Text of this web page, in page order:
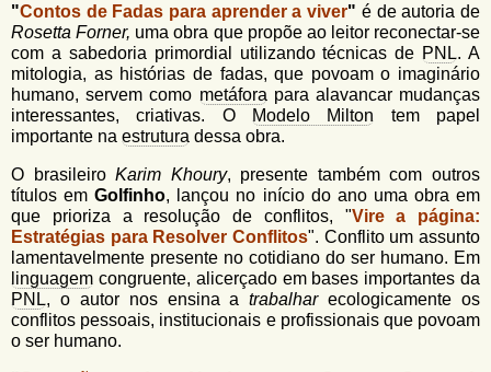
"Contos de Fadas para aprender a viver" é de autoria de
Rosetta Forner, uma obra que propõe ao leitor reconectar-se
com a sabedoria primordial utilizando técnicas de PNL. A
mitologia, as histórias de fadas, que povoam o imaginário
humano, servem como metáforapara alavancar mudanças
interessantes, criativas. O
Modelo Milton tem papel
importante na estrutura dessa obra.
O brasileiroKarim Khoury, presente também com outros
títulos em Golfinho, lançou no início do ano uma obra em
que prioriza a resolução de conflitos, "Vire a página:
Estratégias para Resolver Conflitos". Conflito um assunto
lamentavelmente presente no cotidiano do ser humano. Em
linguagem congruente, alicerçado em bases importantes da
PNL, o autor nos ensina atrabalharecologicamente os
conflitos pessoais, institucionais e profissionais que povoam
o ser humano.